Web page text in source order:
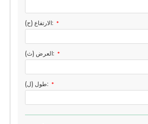
الارتفاع (ح): *
العرض (ث): *
طول (ل): *